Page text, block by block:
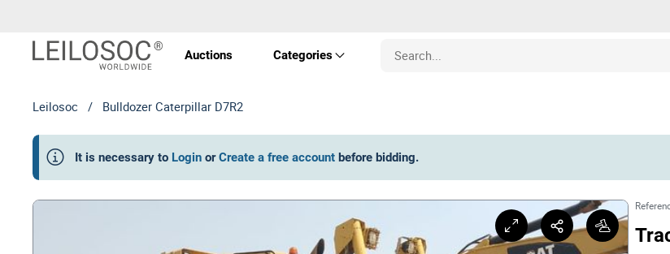
Auctions Categories
Vehicles
Leilosoc / Bulldozer Caterpillar D7R2
It is necessary to Login or Create a free account before bidding.